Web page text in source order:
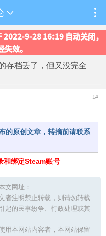
9-28 16:19 自动关闭，
效。
存档丢了，但又没完全
1#
的原创文章，转摘前请联系
和绑定Steam账号
文网址：
者注明禁止转载，则请勿转载
起的民事纷争、行政处理或其
用本网站内容者，本网站保留